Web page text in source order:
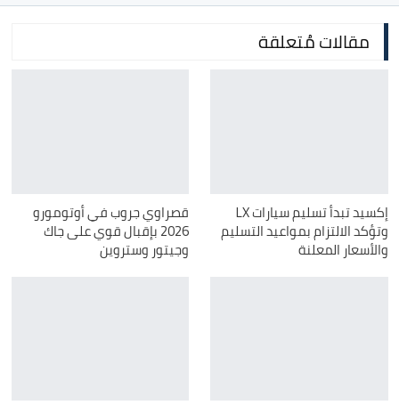
مقالات مُتعلقة
إكسيد تبدأ تسليم سيارات LX
وتؤكد الالتزام بمواعيد التسليم
والأسعار المعلنة
قصراوي جروب في أوتومورو
2026 بإقبال قوي على جاك
وجيتور وستروين